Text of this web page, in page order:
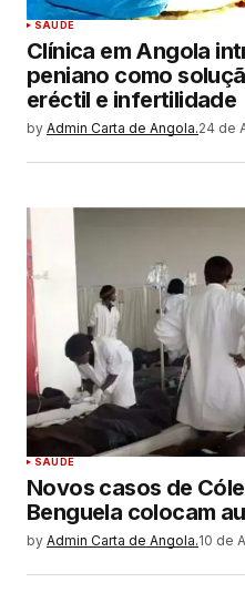
SAUDE
Clínica em Angola
peniano como
eréctil e infertilidade
by Admin Carta de Angola.24 de
SAUDE
Novos casos de
Benguela colocam
by Admin Carta de Angola.10 de